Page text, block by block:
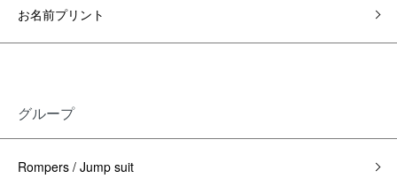
お名前プリント
グループ
Rompers / Jump suit